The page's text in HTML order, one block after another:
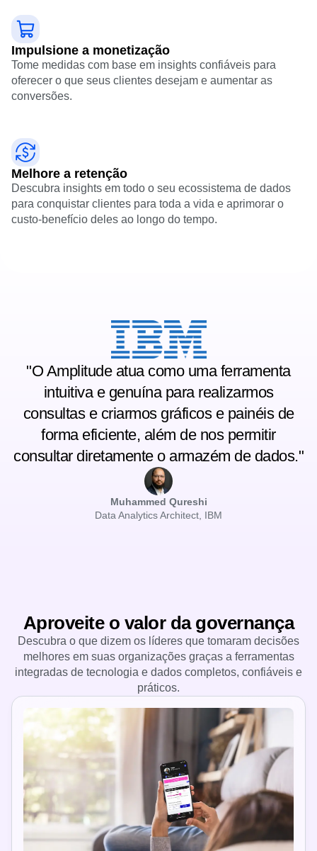
Impulsione a monetização
Tome medidas com base em insights confiáveis para
oferecer o que seus clientes desejam e aumentar as
conversões.
Melhore a retenção
Descubra insights em todo o seu ecossistema de dados
para conquistar clientes para toda a vida e aprimorar o
custo-benefício deles ao longo do tempo.
"O Amplitude atua como uma ferramenta
intuitiva e genuína para realizarmos
consultas e criarmos gráficos e painéis de
forma eficiente, além de nos permitir
consultar diretamente o armazém de dados."
Muhammed Qureshi
Data Analytics Architect, IBM
Aproveite o valor da governança
Descubra o que dizem os líderes que tomaram decisões
melhores em suas organizações graças a ferramentas
integradas de tecnologia e dados completos, confiáveis e
práticos.